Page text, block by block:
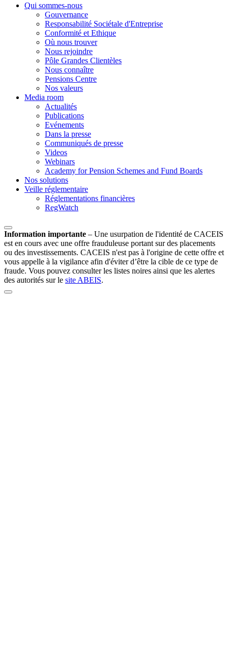
Qui sommes-nous
Gouvernance
Responsabilité Sociétale d'Entreprise
Conformité et Ethique
Où nous trouver
Nous rejoindre
Pôle Grandes Clientèles
Nous connaître
Pensions Centre
Nos valeurs
Media room
Actualités
Publications
Evénements
Dans la presse
Communiqués de presse
Videos
Webinars
Academy for Pension Schemes and Fund Boards
Nos solutions
Veille réglementaire
Réglementations financières
RegWatch
Information importante – Une usurpation de l'identité de CACEIS
est en cours avec une offre frauduleuse portant sur des placements
ou des investissements. CACEIS n'est pas à l'origine de cette offre et
vous appelle à la vigilance afin d'éviter d’être la cible de ce type de
fraude. Vous pouvez consulter les listes noires ainsi que les alertes
des autorités sur le site ABEIS.